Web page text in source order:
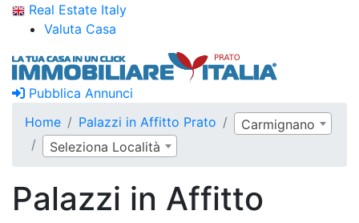
Real Estate Italy
Valuta Casa
Pubblica Annunci
Home
Palazzi in Affitto Prato
Carmignano
Seleziona Località
Palazzi in Affitto